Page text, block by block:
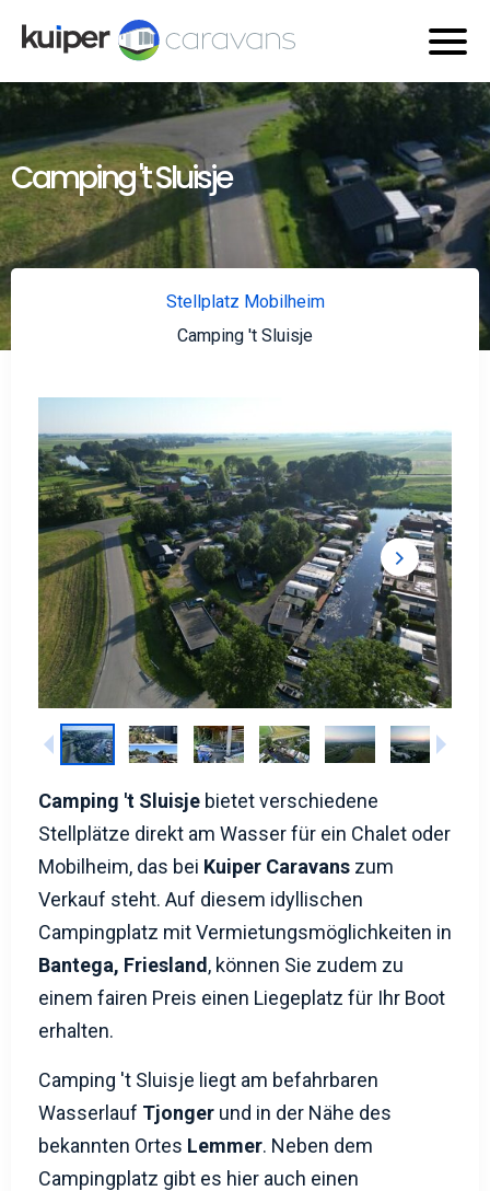
Camping 't Sluisje
Stellplatz Mobilheim
Camping 't Sluisje
Camping 't Sluisje bietet verschiedene
Stellplätze direkt am Wasser für ein Chalet oder
Mobilheim, das bei Kuiper Caravans zum
Verkauf steht. Auf diesem idyllischen
Campingplatz mit Vermietungsmöglichkeiten in
Bantega, Friesland , können Sie zudem zu
einem fairen Preis einen Liegeplatz für Ihr Boot
erhalten.
Camping 't Sluisje liegt am befahrbaren
Wasserlauf Tjonger und in der Nähe des
bekannten Ortes Lemmer. Neben dem
Campingplatz gibt es hier auch einen